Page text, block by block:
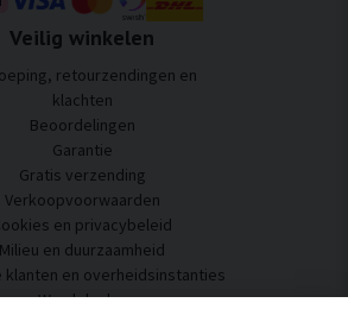
Veilig winkelen
retourzendingen en
klachten
Beoordelingen
Garantie
Gratis verzending
Verkoopvoorwaarden
en privacybeleid
Milieu en duurzaamheid
klanten en overheidsinstanties
Word dealer